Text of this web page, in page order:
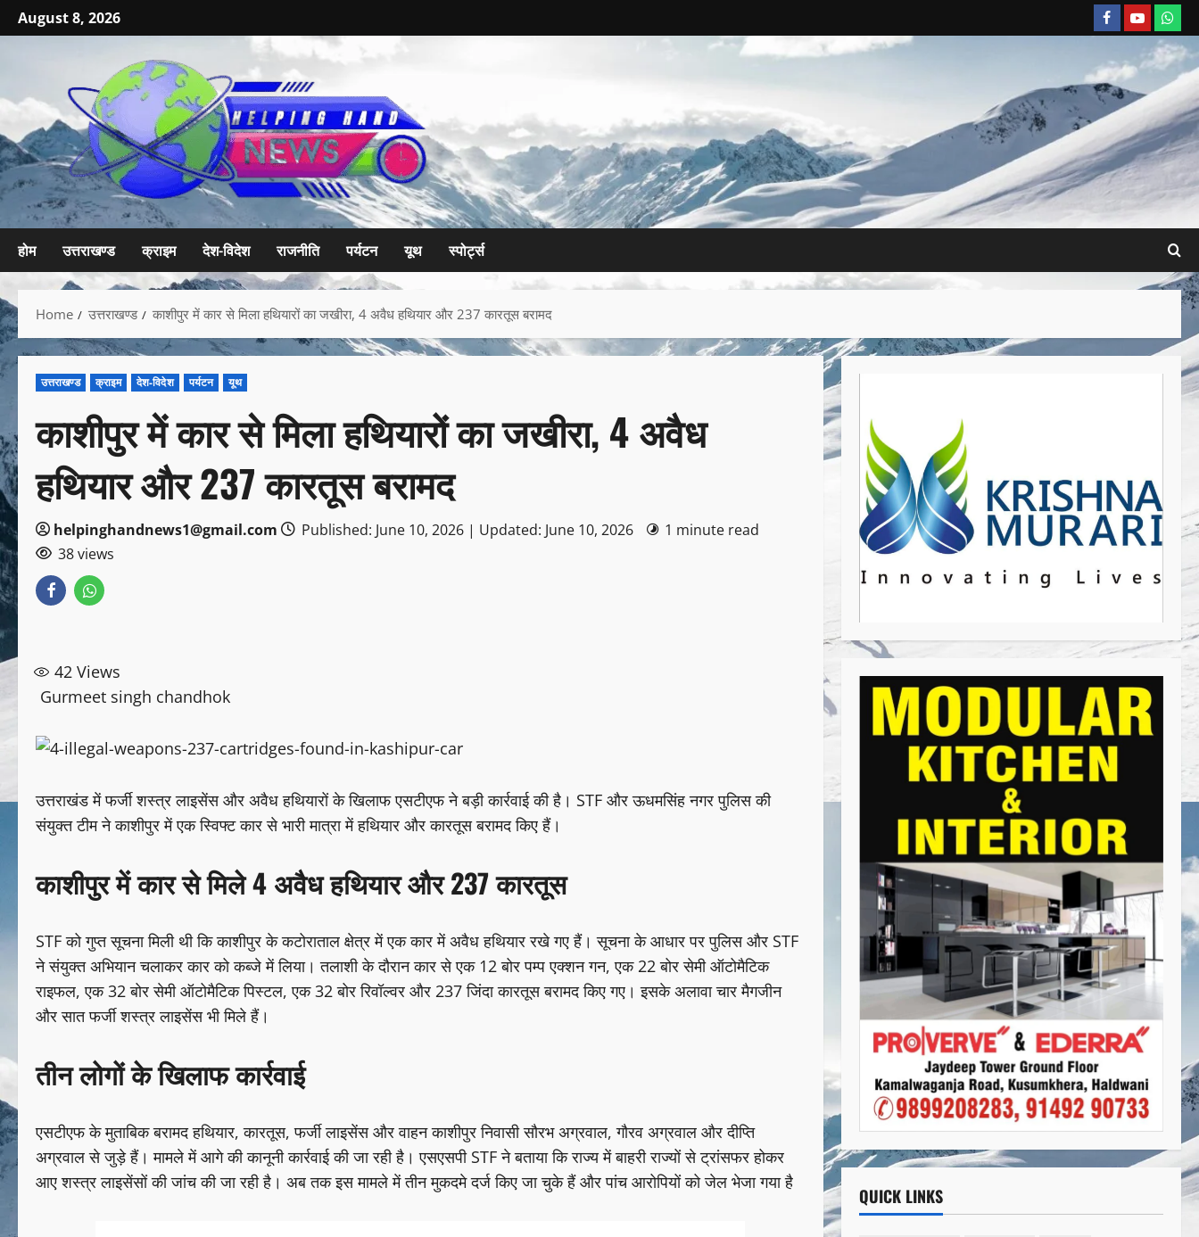
August 8, 2026
होम उत्तराखण्ड क्राइम देश-विदेश राजनीति पर्यटन यूथ स्पोर्ट्स
Home उत्तराखण्ड काशीपुर में कार से मिला हथियारों का जखीरा, 4 अवैध हथियार और 237 कारतूस बरामद
उत्तराखण्ड क्राइम देश-विदेश पर्यटन यूथ
काशीपुर में कार से मिला हथियारों का जखीरा, 4 अवैध
हथियार और 237 कारतूस बरामद
helpinghandnews1@gmail.com Published: June 10, 2026 | Updated: June 10, 2026
1 minute read
38 views
42 Views
Gurmeet singh chandhok
उत्तराखंड में फर्जी शस्त्र लाइसेंस और अवैध हथियारों के खिलाफ एसटीएफ ने बड़ी कार्रवाई की है। STF और ऊधमसिंह नगर पुलिस की
संयुक्त टीम ने काशीपुर में एक स्विफ्ट कार से भारी मात्रा में हथियार और कारतूस बरामद किए हैं।
काशीपुर में कार से मिले 4 अवैध हथियार और 237 कारतूस
STF को गुप्त सूचना मिली थी कि काशीपुर के कटोराताल क्षेत्र में एक कार में अवैध हथियार रखे गए हैं। सूचना के आधार पर पुलिस और STF
ने संयुक्त अभियान चलाकर कार को कब्जे में लिया। तलाशी के दौरान कार से एक 12 बोर पम्प एक्शन गन, एक 22 बोर सेमी ऑटोमैटिक
राइफल, एक 32 बोर सेमी ऑटोमैटिक पिस्टल, एक 32 बोर रिवॉल्वर और 237 जिंदा कारतूस बरामद किए गए। इसके अलावा चार मैगजीन
और सात फर्जी शस्त्र लाइसेंस भी मिले हैं।
तीन लोगों के खिलाफ कार्रवाई
एसटीएफ के मुताबिक बरामद हथियार, कारतूस, फर्जी लाइसेंस और वाहन काशीपुर निवासी सौरभ अग्रवाल, गौरव अग्रवाल और दीप्ति
अग्रवाल से जुड़े हैं। मामले में आगे की कानूनी कार्रवाई की जा रही है। एसएसपी STF ने बताया कि राज्य में बाहरी राज्यों से ट्रांसफर होकर
आए शस्त्र लाइसेंसों की जांच की जा रही है। अब तक इस मामले में तीन मुकदमे दर्ज किए जा चुके हैं और पांच आरोपियों को जेल भेजा गया है
QUICK LINKS